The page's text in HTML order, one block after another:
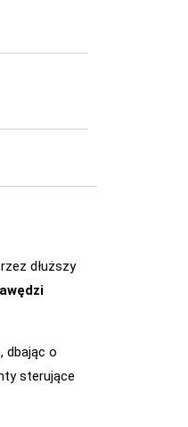
dłuższy
dbając o
sterujące